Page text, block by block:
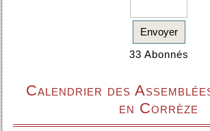
Envoyer
33 Abonnés
Calendrier des
en Corrèze